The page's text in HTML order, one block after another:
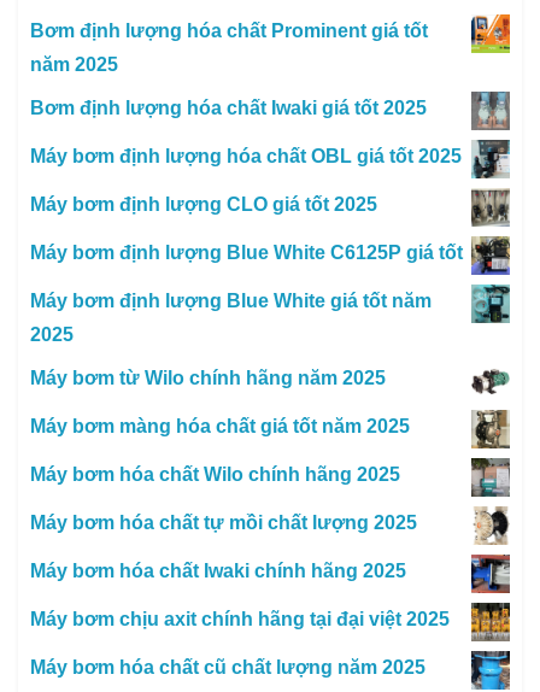
Bơm định lượng hóa chất Prominent giá tốt
năm 2025
Bơm định lượng hóa chất Iwaki giá tốt 2025
Máy bơm định lượng hóa chất OBL giá tốt 2025
Máy bơm định lượng CLO giá tốt 2025
Máy bơm định lượng Blue White C6125P giá tốt
Máy bơm định lượng Blue White giá tốt năm
2025
Máy bơm từ Wilo chính hãng năm 2025
Máy bơm màng hóa chất giá tốt năm 2025
Máy bơm hóa chất Wilo chính hãng 2025
Máy bơm hóa chất tự mồi chất lượng 2025
Máy bơm hóa chất Iwaki chính hãng 2025
Máy bơm chịu axit chính hãng tại đại việt 2025
Máy bơm hóa chất cũ chất lượng năm 2025